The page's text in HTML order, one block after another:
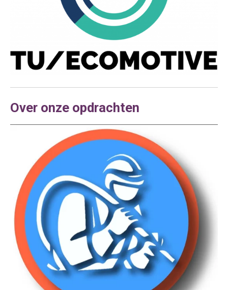
Over onze opdrachten